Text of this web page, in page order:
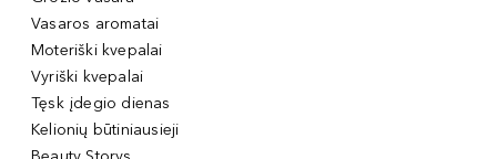
Vasaros aromatai
Moteriški kvepalai
Vyriški kvepalai
Tęsk įdegio dienas
Kelionių būtiniausieji